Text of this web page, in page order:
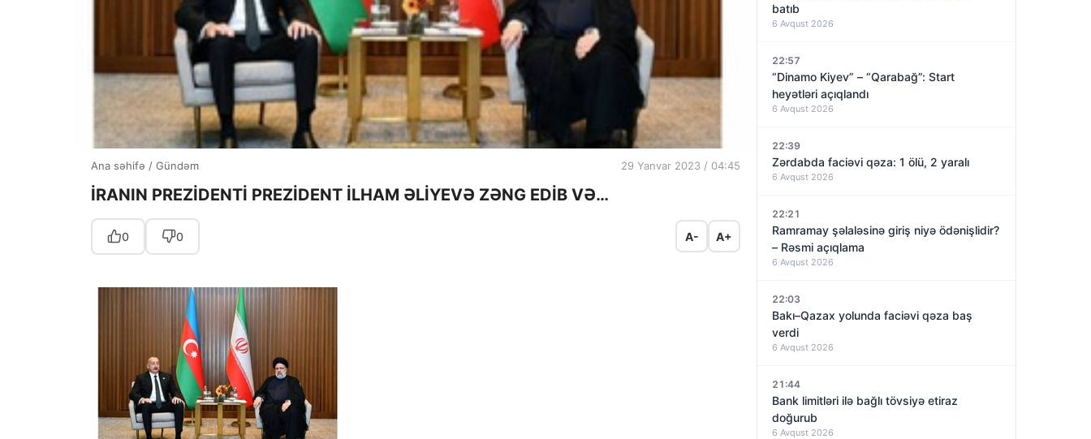
Ana səhifə / Gündəm 29 Yanvar 2023 / 04:45
İRANIN PREZİDENTİ PREZİDENT İLHAM ƏLİYEVƏ ZƏNG EDİB VƏ…
0 0 A- A+
batıb
6 Avqust 2026
22:57
“Dinamo Kiyev” – “Qarabağ”: Start
heyətləri açıqlandı
6 Avqust 2026
22:39
Zərdabda faciəvi qəza: 1 ölü, 2 yaralı
6 Avqust 2026
22:21
Ramramay şəlaləsinə giriş niyə ödənişlidir?
– Rəsmi açıqlama
6 Avqust 2026
22:03
Bakı–Qazax yolunda faciəvi qəza baş
verdi
6 Avqust 2026
21:44
Bank limitləri ilə bağlı tövsiyə etiraz
doğurub
6 Avqust 2026